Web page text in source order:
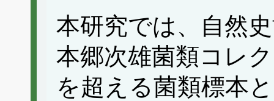
本研究では、自然
本郷次雄菌類コレ
を超える菌類標本